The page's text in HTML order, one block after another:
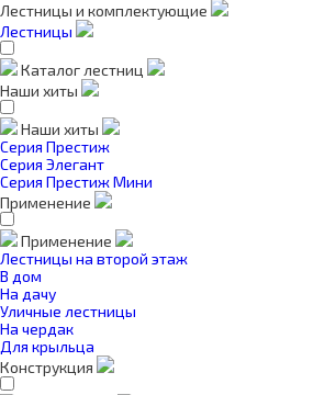
Лестницы и комплектующие
Лестницы
Каталог лестниц
Наши хиты
Наши хиты
Серия Престиж
Серия Элегант
Серия Престиж Мини
Применение
Применение
Лестницы на второй этаж
В дом
На дачу
Уличные лестницы
На чердак
Для крыльца
Конструкция